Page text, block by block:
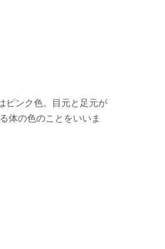
ピンク色。目元と足元が
体の色のことをいいま